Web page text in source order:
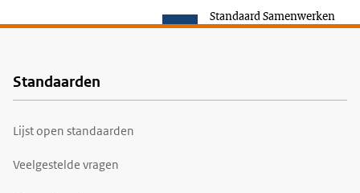
Standaard Samenwerken
Voet
Standaarden
Lijst open standaarden
Veelgestelde vragen